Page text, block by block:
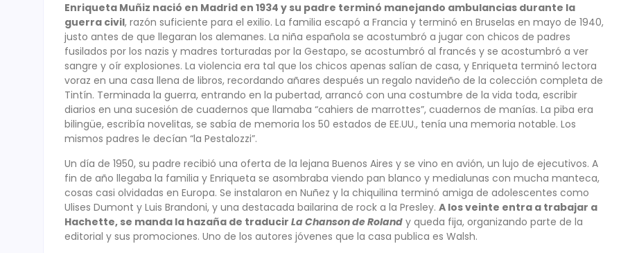
Enriqueta Muñiz nació en Madrid en 1934 y su padre terminó manejando ambulancias durante la
guerra civil, razón suficiente para el exilio. La familia escapó a Francia y terminó en Bruselas en mayo de 1940,
justo antes de que llegaran los alemanes. La niña española se acostumbró a jugar con chicos de padres
fusilados por los nazis y madres torturadas por la Gestapo, se acostumbró al francés y se acostumbró a ver
sangre y oír explosiones. La violencia era tal que los chicos apenas salían de casa, y Enriqueta terminó lectora
voraz en una casa llena de libros, recordando añares después un regalo navideño de la colección completa de
Tintín. Terminada la guerra, entrando en la pubertad, arrancó con una costumbre de la vida toda, escribir
diarios en una sucesión de cuadernos que llamaba “cahiers de marrottes”, cuadernos de manías. La piba era
bilingüe, escribía novelitas, se sabía de memoria los 50 estados de EE.UU., tenía una memoria notable. Los
mismos padres le decían “la Pestalozzi”.
Un día de 1950, su padre recibió una oferta de la lejana Buenos Aires y se vino en avión, un lujo de ejecutivos. A
fin de año llegaba la familia y Enriqueta se asombraba viendo pan blanco y medialunas con mucha manteca,
cosas casi olvidadas en Europa. Se instalaron en Nuñez y la chiquilina terminó amiga de adolescentes como
Ulises Dumont y Luis Brandoni, y una destacada bailarina de rock a la Presley. A los veinte entra a trabajar a
Hachette, se manda la hazaña de traducir La Chanson de Roland y queda fija, organizando parte de la
editorial y sus promociones. Uno de los autores jóvenes que la casa publica es Walsh.